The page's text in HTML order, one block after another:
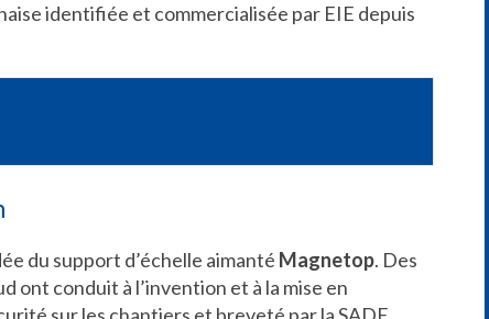
identifiée et commercialisée par EIE depuis
du support d’échelle aimanté Magnetop. Des
ont conduit à l’invention et à la mise en